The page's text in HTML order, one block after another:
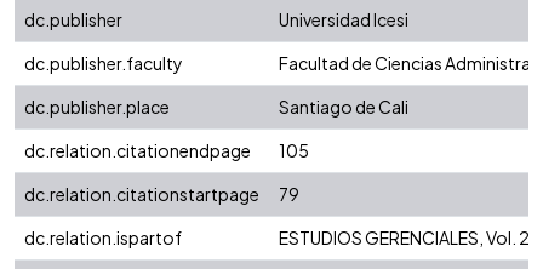
dc.publisher
Universidad Icesi
dc.publisher.faculty
Facultad de Ciencias
dc.publisher.place
Santiago de Cali
dc.relation.citationendpage
105
dc.relation.citationstartpage
79
dc.relation.ispartof
ESTUDIOS GERENCIALES, Vol.